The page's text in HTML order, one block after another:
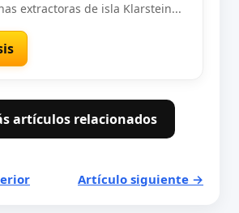
extractoras de isla Klarstein...
artículos relacionados
Artículo siguiente →